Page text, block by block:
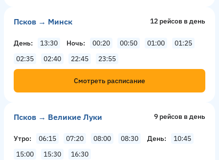
Псков → Минск 12 рейсов в день
День 13:30 Ночь 00:20 00:50 01:00
01:25
02:35
02:40 22:45 23:55
Смотреть расписание
Псков → Великие Луки 9 рейсов в день
Утро 06:15 07:20 08:00 08:30 День
10:45
15:00
15:30 16:30